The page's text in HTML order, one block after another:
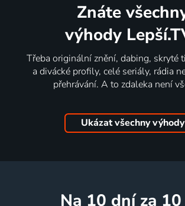
Znáte
výhody
Třeba originální znění, dabing, skryté
a divácké profily, celé seriály, rádia
přehrávání. A to zdaleka není
Ukázat všechny výhody
na 10 dní za